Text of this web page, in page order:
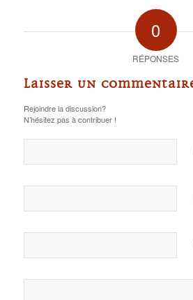
0
RÉPONSES
Laisser un
Rejoindre la discussion?
N’hésitez pas à contribuer !